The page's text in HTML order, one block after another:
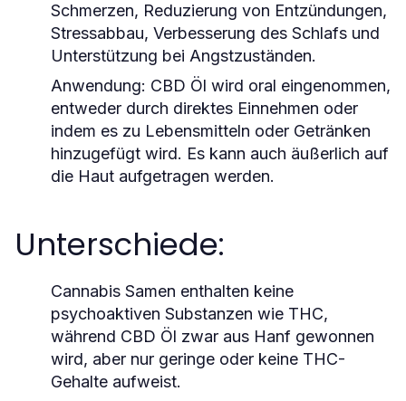
Schmerzen, Reduzierung von Entzündungen,
Stressabbau, Verbesserung des Schlafs und
Unterstützung bei Angstzuständen.
Anwendung: CBD Öl wird oral eingenommen,
entweder durch direktes Einnehmen oder
indem es zu Lebensmitteln oder Getränken
hinzugefügt wird. Es kann auch äußerlich auf
die Haut aufgetragen werden.
Unterschiede:
Cannabis Samen enthalten keine
psychoaktiven Substanzen wie THC,
während CBD Öl zwar aus Hanf gewonnen
wird, aber nur geringe oder keine THC-
Gehalte aufweist.